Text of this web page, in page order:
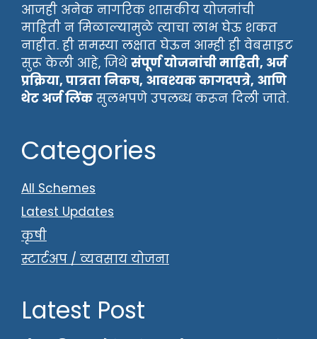
आजही अनेक नागरिक शासकीय योजनांची
माहिती न मिळाल्यामुळे त्याचा लाभ घेऊ शकत
नाहीत. ही समस्या लक्षात घेऊन आम्ही ही वेबसाइट
सुरू केली आहे, जिथेसंपूर्ण योजनांची माहिती, अर्ज
प्रक्रिया, पात्रता निकष, आवश्यक कागदपत्रे, आणि
थेट अर्ज लिंक सुलभपणे उपलब्ध करून दिली जाते.
Categories
All Schemes
Latest Updates
कृषी
स्टार्टअप / व्यवसाय योजना
Latest Post